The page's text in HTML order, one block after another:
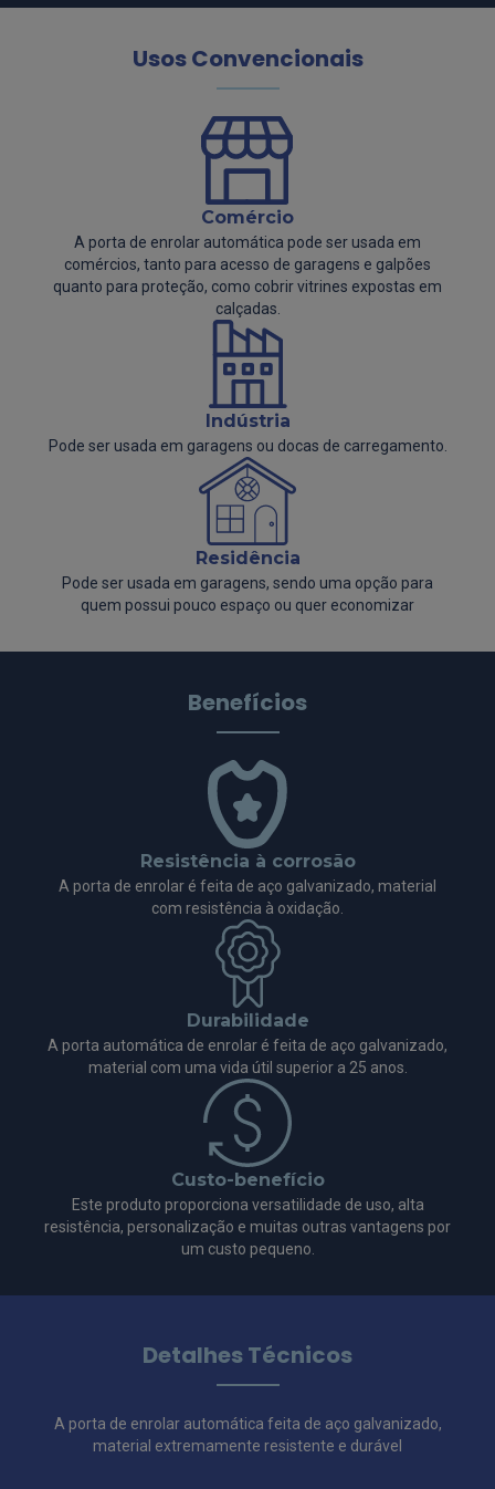
Usos Convencionais
Comércio
A porta de enrolar automática pode ser usada em
comércios, tanto para acesso de garagens e galpões
quanto para proteção, como cobrir vitrines expostas em
calçadas.
Indústria
Pode ser usada em garagens ou docas de carregamento.
Residência
Pode ser usada em garagens, sendo uma opção para
quem possui pouco espaço ou quer economizar
Benefícios
Resistência à corrosão
A porta de enrolar é feita de aço galvanizado, material
com resistência à oxidação.
Durabilidade
A porta automática de enrolar é feita de aço galvanizado,
material com uma vida útil superior a 25 anos.
Custo-benefício
Este produto proporciona versatilidade de uso, alta
resistência, personalização e muitas outras vantagens por
um custo pequeno.
Detalhes Técnicos
A porta de enrolar automática feita de aço galvanizado,
material extremamente resistente e durável